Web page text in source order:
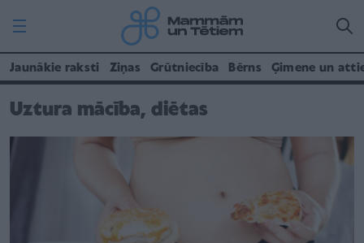
Jaunākie raksti Ziņas Grūtniecība Bērns Ģimene un
Uztura mācība, diētas